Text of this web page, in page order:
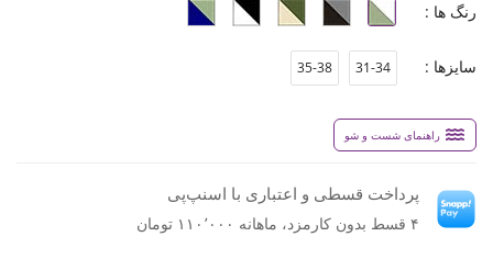
رنگ ها :
سایزها : 31-34
35-38
راهنمای شست و شو
پرداخت قسطی و اعتباری با اسنپ‌پی
۴ قسط بدون کارمزد، ماهانه ۱۱۰٬۰۰۰ تومان